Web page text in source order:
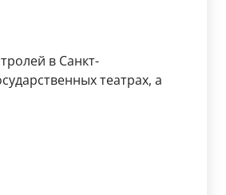
в Санкт-
театрах, а